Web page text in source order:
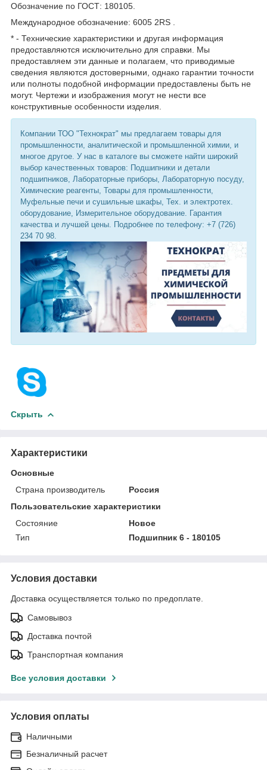
Обозначение по ГОСТ: 180105.
Международное обозначение: 6005 2RS .
* - Технические характеристики и другая информация
предоставляются исключительно для справки. Мы
предоставляем эти данные и полагаем, что приводимые
сведения являются достоверными, однако гарантии точности
или полноты подобной информации предоставлены быть не
могут. Чертежи и изображения могут не нести все
конструктивные особенности изделия.
Компании ТОО "Технократ" мы предлагаем товары для
промышленности, аналитической и промышленной химии, и
многое другое. У нас в каталоге вы сможете найти широкий
выбор качественных товаров: Подшипники и детали
подшипников, Лабораторные приборы, Лабораторную посуду,
Химические реагенты, Товары для промышленности,
Муфельные печи и сушильные шкафы, Тех. и электротех.
оборудование, Измерительное оборудование. Гарантия
качества и лучшей цены. Подробнее по телефону: +7 (726)
234 70 98.
Скрыть
Характеристики
Основные
Страна производитель
Россия
Пользовательские характеристики
Состояние
Новое
Тип
Подшипник 6 - 180105
Условия доставки
Доставка осуществляется только по предоплате.
Самовывоз
Доставка почтой
Транспортная компания
Все условия доставки
Условия оплаты
Наличными
Безналичный расчет